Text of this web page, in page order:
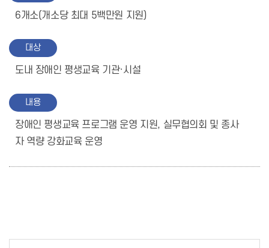
6개소(개소당 최대 5백만원 지원)
대상
도내 장애인 평생교육 기관·시설
내용
장애인 평생교육 프로그램 운영 지원, 실무협의회 및 종사
자 역량 강화교육 운영